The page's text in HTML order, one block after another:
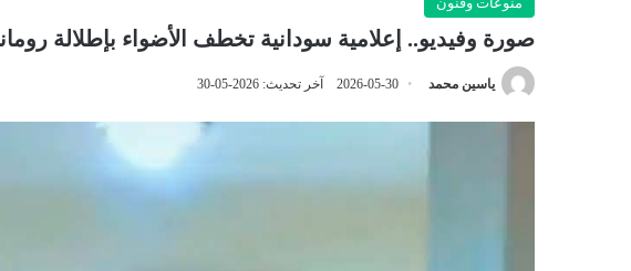
صورة وفيديو.. إعلامية سودانية تخطف الأضواء بإطلالة
ياسين محمد 2026-05-30 آخر تحديث: 2026-05-30